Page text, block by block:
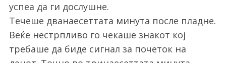
успеа да ги дослушне.
Течеше дванаесеттата минута после пладне.
Веќе нестрпливо го чекаше знакот кој
требаше да биде сигнал за почеток на